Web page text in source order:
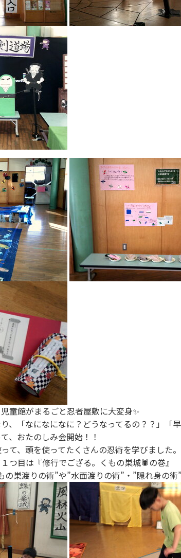
童館がまるごと忍者屋敷に大変身✨
、「なになになに？どうなってるの？？」「
、おたのしみ会開始！！
て、頭を使ってたくさんの忍術を学びました。
つ目は『修行でござる。くもの巣城🕷の巻』
巣渡りの術”や”水面渡りの術”・”隠れ身の